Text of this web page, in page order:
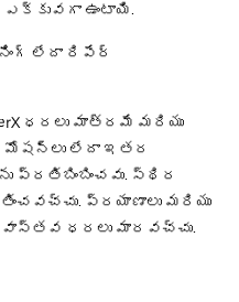
ఉంటాయి.
లేదా రిపేర్
ధరలు మాత్రమే మరియు
లేదా ఇతర
స్థిర
ప్రయాణాలు మరియు
ధరలు మారవచ్చు.